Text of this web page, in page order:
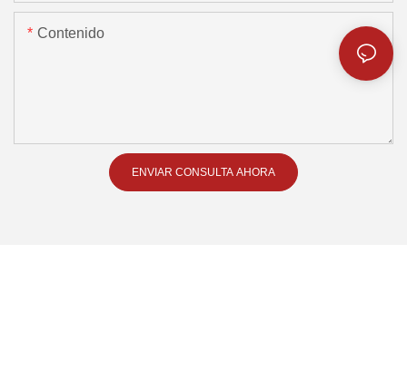
Contenido
ENVIAR CONSULTA AHORA